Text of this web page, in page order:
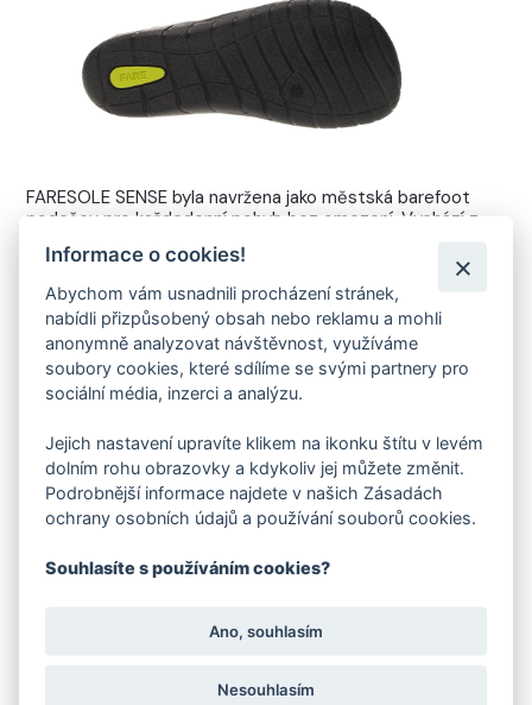
FARESOLE SENSE byla navržena jako městská barefoot
podešev pro každodenní pohyb bez omezení. Vychází z
FARE ve Valašských Kloboukách a klade důraz na čistý
design, funkčnost a přirozený pohyb chodidla.
Tenká konstrukce, nulový drop a jemně strukturovaný
povrch zajišťují autentický barefoot pocit při chůzi po
městě. Podešev poskytuje přirozený kontakt se zemí,
lehkost a komfort při celodenním nošení – v práci, ve
volném čase i při běžném městském provozu.
VYVINUTO A VYROBENO VE FARE
výroba ve Valašských Kloboukách
OPTIMALIZOVÁNO PRO MĚSTO
Informace o cookies!
Abychom vám usnadnili procházení stránek,
nabídli přizpůsobený obsah nebo reklamu a mohli
anonymně analyzovat návštěvnost, využíváme
soubory cookies, které sdílíme se svými partnery pro
sociální média, inzerci a analýzu.
Jejich nastavení upravíte klikem na ikonku štítu v levém
dolním rohu obrazovky a kdykoliv jej můžete změnit.
Podrobnější informace najdete v našich Zásadách
ochrany osobních údajů a používání souborů cookies.
Souhlasíte s používáním cookies?
Ano, souhlasím
Nesouhlasím